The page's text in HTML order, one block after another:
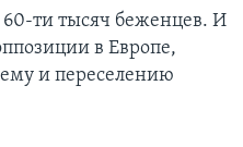
60-ти тысяч беженцев. И
в Европе,
и переселению